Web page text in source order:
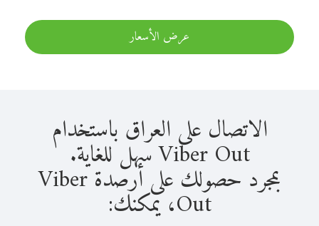
عرض الأسعار
الاتصال على العراق باستخدام
Viber Out سهل للغاية.
بمجرد حصولك على أرصدة Viber
Out، يمكنك: